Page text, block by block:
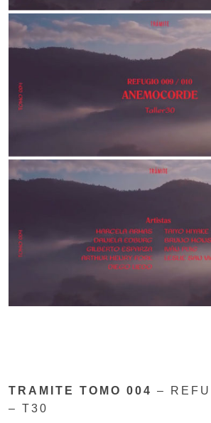
TRAMITE TOMO 004 –
– T30